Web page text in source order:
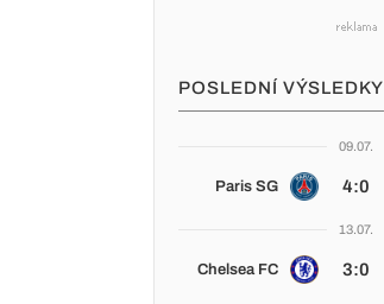
POSLEDNÍ VÝSLEDKY
09.07.
Paris SG 4:0
13.07.
Chelsea FC 3:0